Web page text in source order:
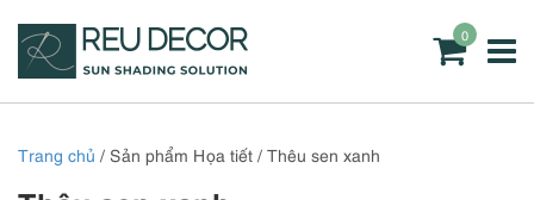
0
Trang chủ / Sản phẩm Họa tiết / Thêu sen xanh